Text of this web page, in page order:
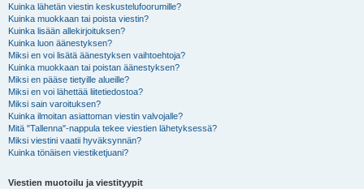
Kuinka lähetän viestin keskustelufoorumille?
Kuinka muokkaan tai poista viestin?
Kuinka lisään allekirjoituksen?
Kuinka luon äänestyksen?
Miksi en voi lisätä äänestyksen vaihtoehtoja?
Kuinka muokkaan tai poistan äänestyksen?
Miksi en pääse tietyille alueille?
Miksi en voi lähettää liitetiedostoa?
Miksi sain varoituksen?
Kuinka ilmoitan asiattoman viestin valvojalle?
Mitä "Tallenna"-nappula tekee viestien lähetyksessä?
Miksi viestini vaatii hyväksynnän?
Kuinka tönäisen viestiketjuani?
Viestien muotoilu ja viestityypit